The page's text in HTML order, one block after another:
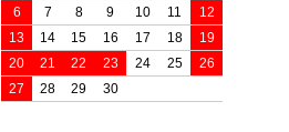
6
7 8 9 10 11
12
13
14 15 16 17 18
19
20
21 22 23 24 25
26
27
28 29 30